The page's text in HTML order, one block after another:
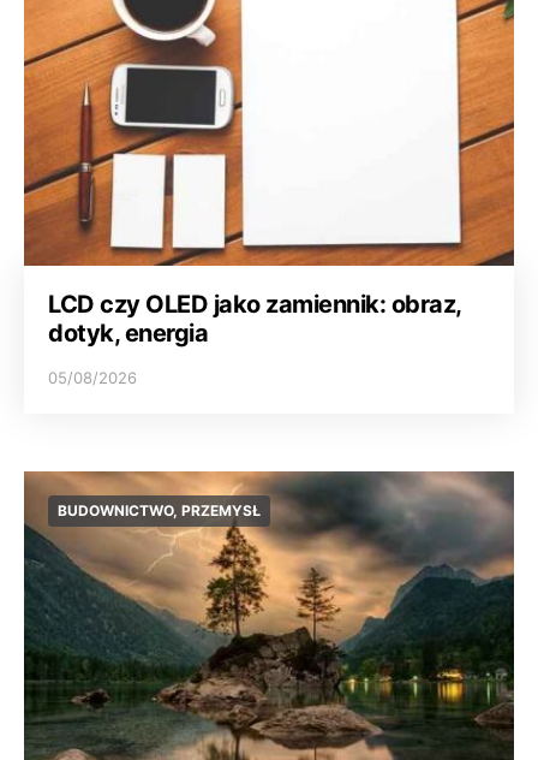
LCD czy OLED jako zamiennik: obraz,
dotyk, energia
05/08/2026
BUDOWNICTWO, PRZEMYSŁ